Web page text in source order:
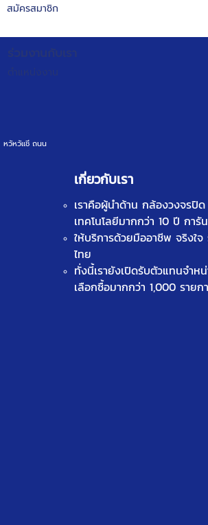
สมัครสมาชิก
หวัหวัเเชี ถนน
เกี่ยวกับเรา
เราคือผู้นำด้าน กล้องวงจรปิด
เทคโนโลยีมากกว่า 10 ปี กา
ให้บริการด้วยมืออาชีพ จริง
ไทย
ทั่งนี้เรายังเปิดรับตัวแทนจำห
เลือกซื้อมากกว่า 1,000 ราย